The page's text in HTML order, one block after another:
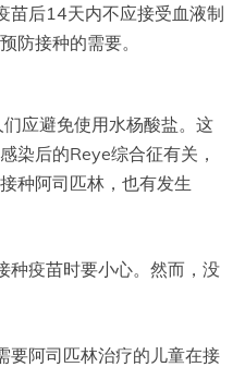
苗后14天内不应接受血液制
防接种的需要。
应避免使用水杨酸盐。这
染后的Reye综合征有关，
种阿司匹林，也有发生
种疫苗时要小心。然而，没
要阿司匹林治疗的儿童在接